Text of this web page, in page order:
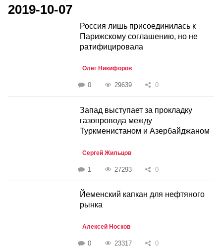
2019-10-07
Россия лишь присоединилась к
Парижскому соглашению, но не
ратифицировала
Олег Никифоров
0 29639 0
Запад выступает за прокладку
газопровода между
Туркменистаном и Азербайджаном
Сергей Жильцов
1 27293 0
Йеменский капкан для нефтяного
рынка
Алексей Носков
0 23317 0